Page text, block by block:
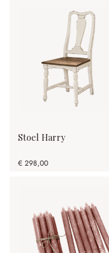
Stoel Harry
€ 298,00